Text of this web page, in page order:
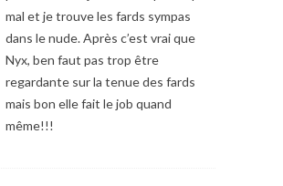
mal et je trouve les fards sympas
dans le nude. Après c’est vrai que
Nyx, ben faut pas trop être
regardante sur la tenue des fards
mais bon elle fait le job quand
même!!!